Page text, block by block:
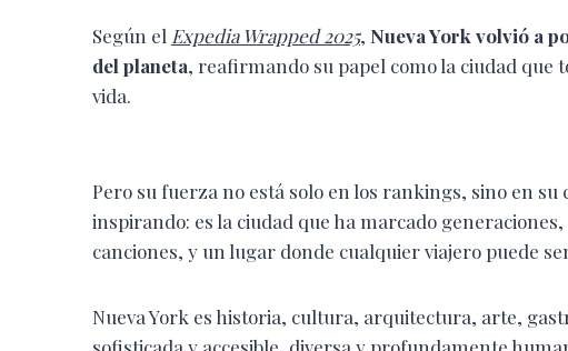
Según el Expedia Wrapped 2025, Nueva York volvió a
del planeta, reafirmando su papel como la ciudad que
vida.
Pero su fuerza no está solo en los rankings, sino en
inspirando: es la ciudad que ha marcado
canciones, y un lugar donde cualquier viajero puede
Nueva York es historia, cultura, arquitectura, arte,
sofisticada y accesible, diversa y profundamente